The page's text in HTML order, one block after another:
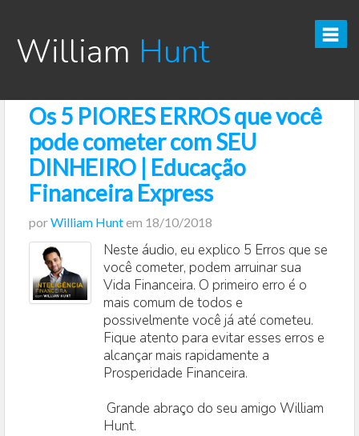
William Hunt
CURSO TESOURO DIRETO PRO
CURSO SEGREDOS DOS INVESTIMENTOS PARA INICIANTES
VÍDEOS
POSTS
Os 5 PIORES ERROS que você
pode cometer com SEU
DINHEIRO | Educação
Financeira Express
porWilliam Huntem 18/10/2018
Neste áudio, eu explico 5 Erros que se
você cometer, podem arruinar sua
Vida Financeira. O primeiro erro é o
mais comum de todos e
possivelmente você já até cometeu.
Fique atento para evitar esses erros e
alcançar mais rapidamente a
Prosperidade Financeira.
Grande abraço do seu amigo William
Hunt.